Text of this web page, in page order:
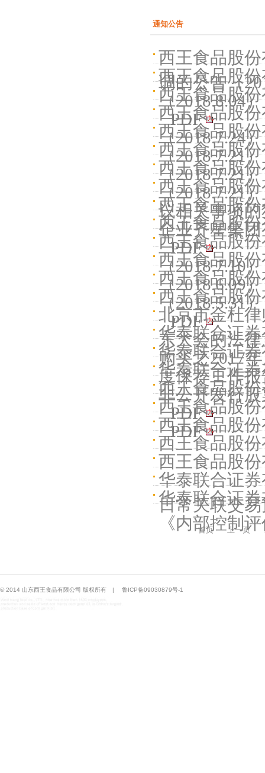
通知公告
西王食品股
调的公告（
西王食品股
（2018.8.04）
西王食品股
PDF
西王食品股
（2018.7.24）
西王食品股
（2018.7.21）
西王食品股
（2018.7.21）
西王食品股
（2018.7.21）
西王食品股
议相关事项
西王食品股
企业齐星集
西王食品股
PDF
西王食品股
（2018.7.10）
西王食品股
（2018.6.09）
西王食品股
（2018.5.31）
西王食品股
PDF
北京市金杜
东大会的法
华泰联合证
购买之2017
华泰联合证
度保荐工作报
华泰联合证
非公开发行
西王食品股
PDF
西王食品股
PDF
西王食品股
西王食品股
西王食品股
华泰联合证
日常关联交
华泰联合证
《内部控制
首页 上一页
© 2014 山东西王食品有限公司 版权所有 | 鲁ICP备09030879号-1